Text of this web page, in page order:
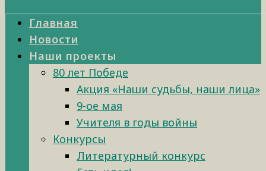
Главная
Новости
Наши проекты
80 лет Победе
Акция «Наши судьбы, наши лица»
9-ое мая
Учителя в годы войны
Конкурсы
Литературный конкурс